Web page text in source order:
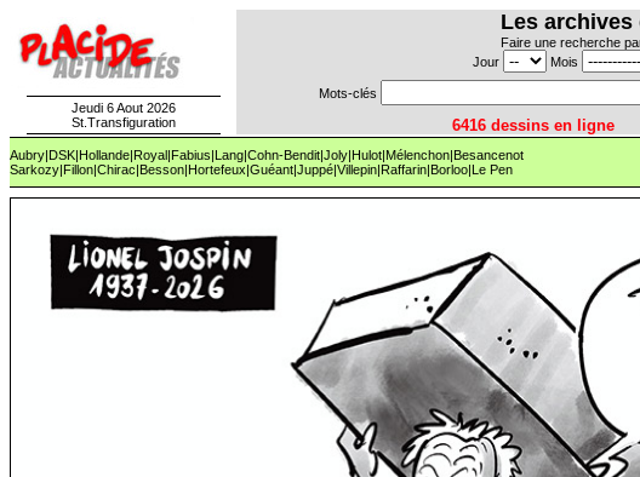
Les archives
Faire une recherche
Jour
Mois
Mots-clés
6416 dessins en
Jeudi 6 Aout 2026
St.Transfiguration
Aubry|DSK|Hollande|Royal|Fabius|Lang|Cohn-Bendit|Joly|Hulot|Mélenchon|Besancenot
Sarkozy|Fillon|Chirac|Besson|Hortefeux|Guéant|Juppé|Villepin|Raffarin|Borloo|Le Pen